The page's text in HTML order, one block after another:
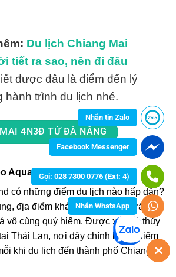
Du lịch Chiang Mai
tiết ra sao, nên đi đâu
được đâu là điểm đến lý
hành trình du lịch nhé.
4N3Đ TỪ ĐÀ NẴNG
Aquarium
có những điểm du lịch nào hấp dẫn?
địa điểm khá nổi tiếng và có rất
vô cùng quý hiếm. Được xem là thủy
Thái Lan, nơi đây chính là địa điểm
khi du lịch đến thành phố Chiang
Nhắn tin Zalo
Facebook Messenger
Gọi: 028 7300 0776 (Ext: 4)
Nhắn WhatsApp